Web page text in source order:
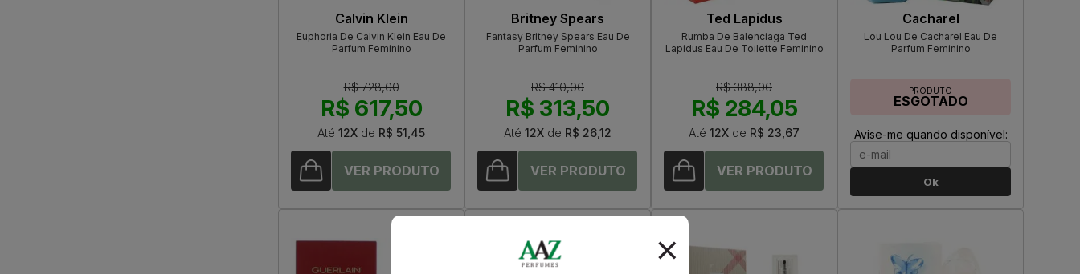
Calvin Klein
Euphoria De Calvin Klein Eau De
Parfum Feminino
R$ 728,00
R$ 617,50
Até 12X de R$ 51,45
Britney Spears
Fantasy Britney Spears Eau De
Parfum Feminino
R$ 410,00
R$ 313,50
Até 12X de R$ 26,12
Ted Lapidus
Rumba De Balenciaga Ted
Lapidus Eau De Toilette Feminino
R$ 388,00
R$ 284,05
Até 12X de R$ 23,67
Cacharel
Lou Lou De Cacharel Eau De
Parfum Feminino
PRODUTO
ESGOTADO
Avise-me quando disponível:
Ok